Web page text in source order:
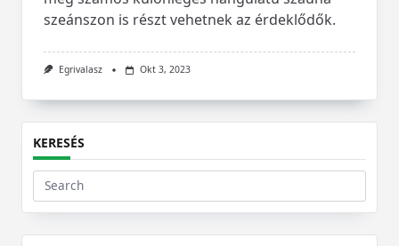
szeánszon is részt vehetnek az érdeklődők.
Egrivalasz Okt 3, 2023
KERESÉS
Search
for: